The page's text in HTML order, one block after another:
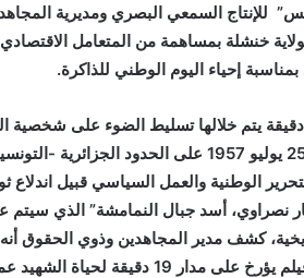
للإنتاج السمعي البصري ومديرية
لولاية خنشلة بمساهمة من المتعامل
إحياء اليوم الوطني للذاكرة.
و قال المتحدث أن مدة عرض الفيلم هي 22 دقيقة يتم خلالها تسليط
من مرحلة الطفولة إلى تاريخ استشهاده في 25 يوليو 1957
الوطنية والعمل السياسي قبيل اندلاع
“عمار نصراوي، أسد جبال النمامشة” الذي
كشف مدير المجاهدين وذوي الحقوق
الجهوي للمجاهد وأخرجه توفيق شربال وهو فيلم